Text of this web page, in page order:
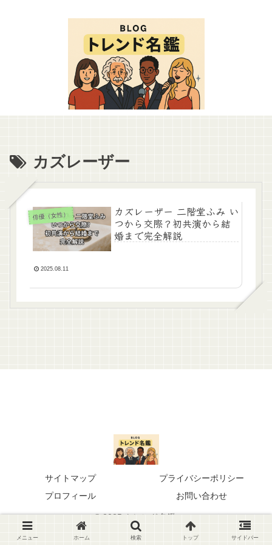
カズレーザー
俳優（女性）
カズレーザー 二階堂ふみ い
つから交際？初共演から結
婚まで完全解説
2025.08.11
サイトマップ
プライバシーポリシー
プロフィール
お問い合わせ
© 2025 トレンド名鑑.
メニュー ホーム 検索 トップ サイドバー